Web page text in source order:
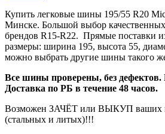
Купить легковые шины 195/55 R20
Минске. Большой выбор
брендов R15-R22. Прямые
размеры: ширина 195, высота 55,
можно выбрать другие шины такого
Все шины проверены, без дефектов.
Доставка по РБ в течение 48 часов.
Возможен ЗАЧЁТ или ВЫКУП ваших
(стальных и литых)!!!